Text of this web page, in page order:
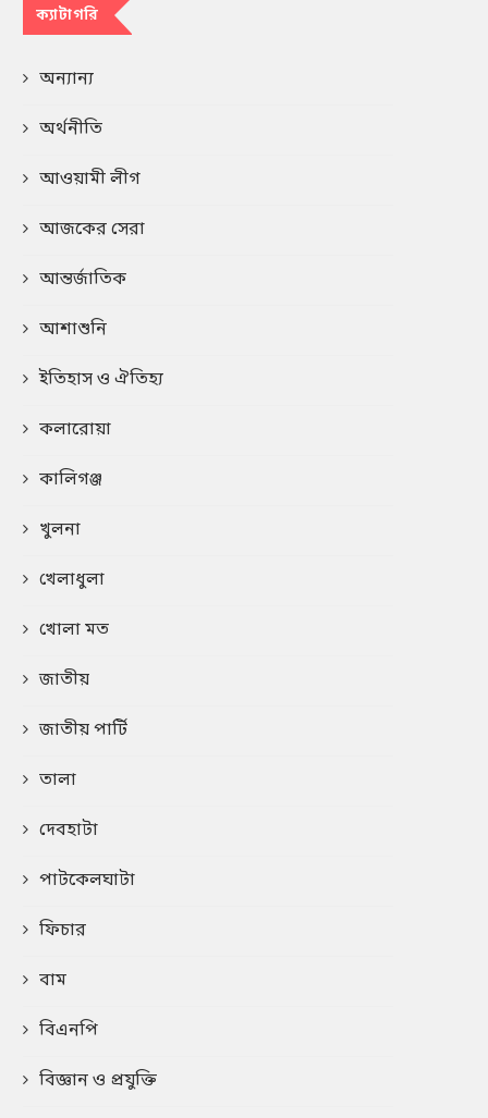
ক্যাটাগরি
অন্যান্য
অর্থনীতি
আওয়ামী লীগ
আজকের সেরা
আন্তর্জাতিক
আশাশুনি
ইতিহাস ও ঐতিহ্য
কলারোয়া
কালিগঞ্জ
খুলনা
খেলাধুলা
খোলা মত
জাতীয়
জাতীয় পার্টি
তালা
দেবহাটা
পাটকেলঘাটা
ফিচার
বাম
বিএনপি
বিজ্ঞান ও প্রযুক্তি